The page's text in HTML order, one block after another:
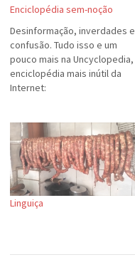
Enciclopédia sem-noção
Desinformação, inverdades e
confusão. Tudo isso e um
pouco mais na Uncyclopedia,
enciclopédia mais inútil da
Internet:
Linguiça